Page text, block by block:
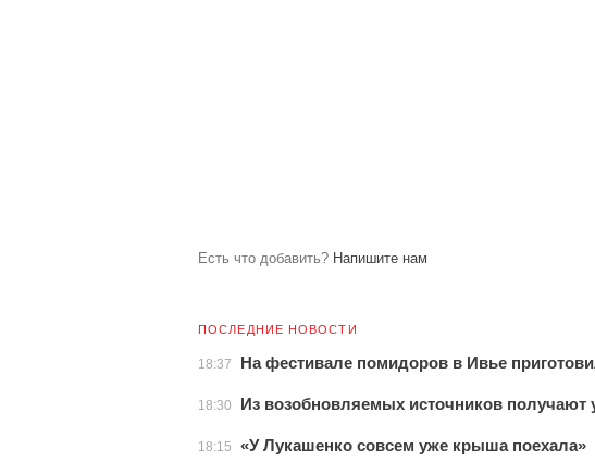
Есть что добавить? Напишите нам
ПОСЛЕДНИЕ НОВОСТИ
18:37 На фестивале помидоров в Ивье
18:30 Из возобновляемых источников получают
18:15 «У Лукашенко совсем уже крыша поехала»